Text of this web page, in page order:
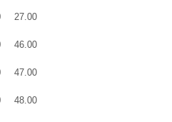
27.00
46.00
47.00
48.00